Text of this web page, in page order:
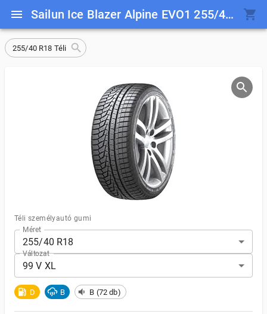
Sailun Ice Blazer Alpine EVO1 255/40 R18 99 V XL
255/40 R18 Téli
Téli személyautó gumi
Méret
255/40 R18
Változat
99 V XL
D B B (72 db)